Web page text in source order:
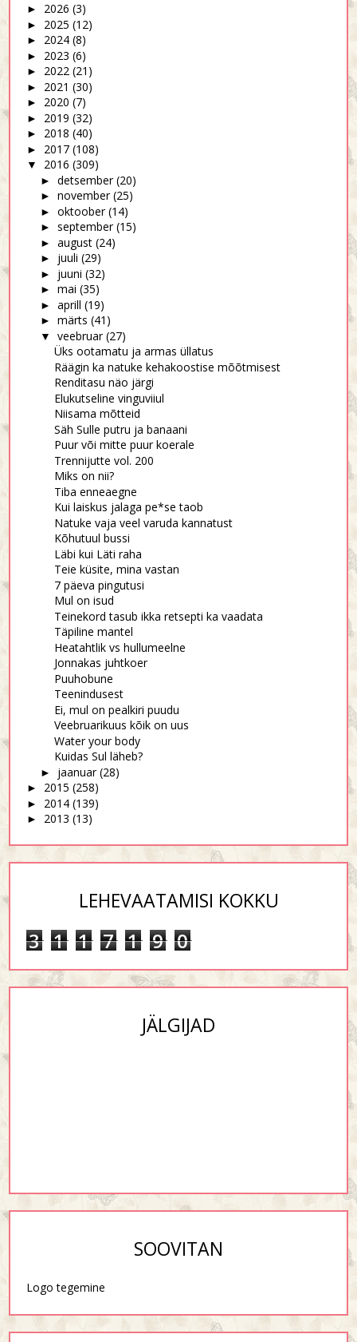
► 2026 (3)
► 2025 (12)
► 2024 (8)
► 2023 (6)
► 2022 (21)
► 2021 (30)
► 2020 (7)
► 2019 (32)
► 2018 (40)
► 2017 (108)
▼ 2016 (309)
► detsember (20)
► november (25)
► oktoober (14)
► september (15)
► august (24)
► juuli (29)
► juuni (32)
► mai (35)
► aprill (19)
► märts (41)
▼ veebruar (27)
Üks ootamatu ja armas üllatus
Räägin ka natuke kehakoostise mõõtmisest
Renditasu näo järgi
Elukutseline vinguviiul
Niisama mõtteid
Säh Sulle putru ja banaani
Puur või mitte puur koerale
Trennijutte vol. 200
Miks on nii?
Tiba enneaegne
Kui laiskus jalaga pe*se taob
Natuke vaja veel varuda kannatust
Kõhutuul bussi
Läbi kui Läti raha
Teie küsite, mina vastan
7 päeva pingutusi
Mul on isud
Teinekord tasub ikka retsepti ka vaadata
Täpiline mantel
Heatahtlik vs hullumeelne
Jonnakas juhtkoer
Puuhobune
Teenindusest
Ei, mul on pealkiri puudu
Veebruarikuus kõik on uus
Water your body
Kuidas Sul läheb?
► jaanuar (28)
► 2015 (258)
► 2014 (139)
► 2013 (13)
LEHEVAATAMISI KOKKU
3 1 1 7 1 9 0
JÄLGIJAD
SOOVITAN
Logo tegemine